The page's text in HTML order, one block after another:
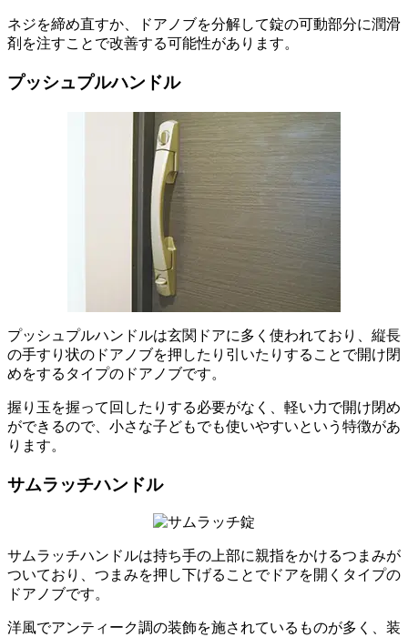
ネジを締め直すか、ドアノブを分解して錠の可動部分に潤滑
剤を注すことで改善する可能性があります。
プッシュプルハンドル
プッシュプルハンドルは玄関ドアに多く使われており、縦長
の手すり状のドアノブを押したり引いたりすることで開け閉
めをするタイプのドアノブです。
握り玉を握って回したりする必要がなく、軽い力で開け閉め
ができるので、小さな子どもでも使いやすいという特徴があ
ります。
サムラッチハンドル
サムラッチハンドルは持ち手の上部に親指をかけるつまみが
ついており、つまみを押し下げることでドアを開くタイプの
ドアノブです。
洋風でアンティーク調の装飾を施されているものが多く、装